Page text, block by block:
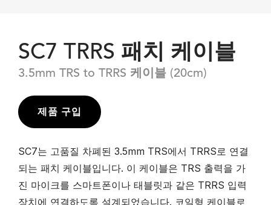
SC7 TRRS 패치 케이블
3.5mm TRS to TRRS 케이블 (20cm)
제품 구입
SC7는 고품질 차폐된 3.5mm TRS에서 TRRS로 연결
되는 패치 케이블입니다. 이 케이블은 TRS 출력을 가
진 마이크를 스마트폰이나 태블릿과 같은 TRRS 입력
장치에 연결하도록 설계되었습니다. 코일형 케이블로